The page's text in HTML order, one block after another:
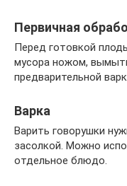
Первичная
Перед готовкой
мусора ножом,
предварительной
Варка
Варить говорушки
засолкой. Можно
отдельное блюдо.